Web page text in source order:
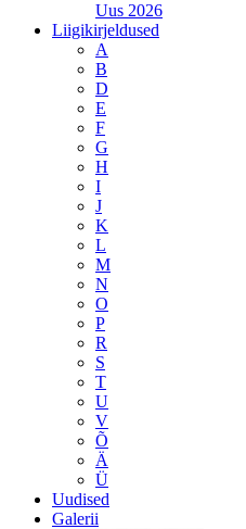
Uus 2026
Liigikirjeldused
A
B
D
E
F
G
H
I
J
K
L
M
N
O
P
R
S
T
U
V
Õ
Ä
Ü
Uudised
Galerii